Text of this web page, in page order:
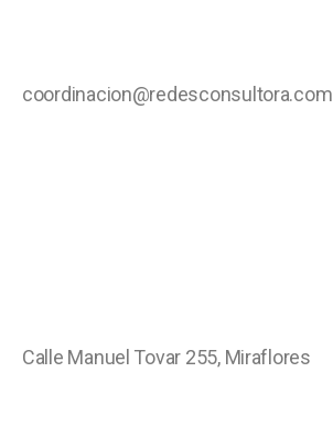
coordinacion@redesconsultora.com
Calle Manuel Tovar 255, Miraflores